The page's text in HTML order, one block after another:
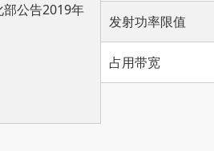
公告2019年
发射功率限值
占用带宽